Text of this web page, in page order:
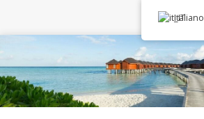
Italiano